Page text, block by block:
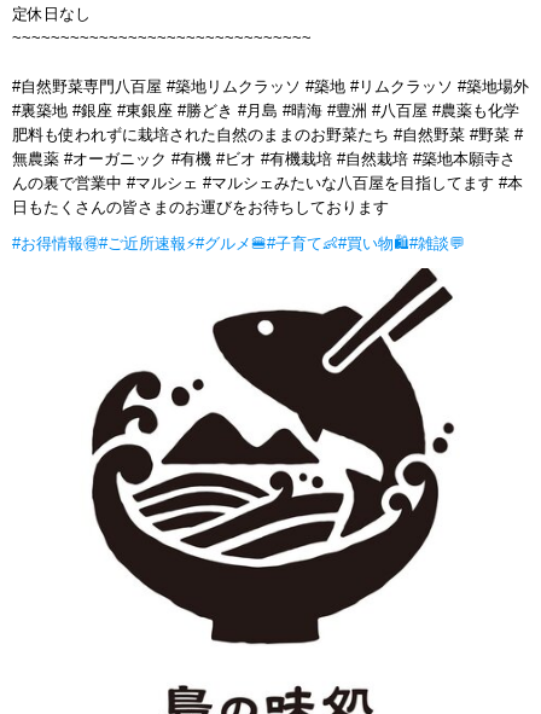
定休日なし
~~~~~~~~~~~~~~~~~~~~~~~~~~~~~~~
#自然野菜専門八百屋 #築地リムクラッソ #築地 #リムクラッソ #築地場外
#裏築地 #銀座 #東銀座 #勝どき #月島 #晴海 #豊洲 #八百屋 #農薬も化学
肥料も使われずに栽培された自然のままのお野菜たち #自然野菜 #野菜 #
無農薬 #オーガニック #有機 #ビオ #有機栽培 #自然栽培 #築地本願寺さ
んの裏で営業中 #マルシェ #マルシェみたいな八百屋を目指してます #本
日もたくさんの皆さまのお運びをお待ちしております
#お得情報🉐#ご近所速報⚡#グルメ🍔#子育て👶#買い物🛍#雑談💬